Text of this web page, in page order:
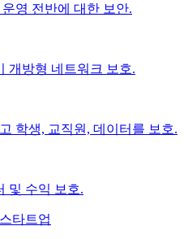
영 전반에 대한 보안.
개방형 네트워크 보호.
학생, 교직원, 데이터를 보호.
및 수익 보호.
타트업